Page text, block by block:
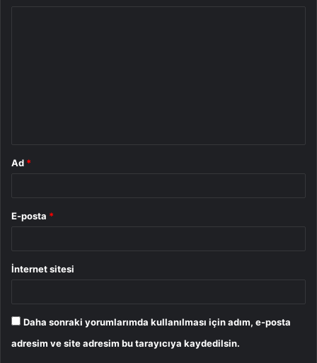
Ad *
E-posta *
İnternet sitesi
Daha sonraki yorumlarımda kullanılması için adım, e-posta
adresim ve site adresim bu tarayıcıya kaydedilsin.